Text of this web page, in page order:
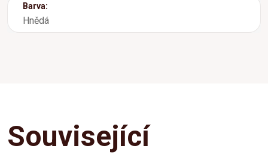
Barva:
Hnědá
Související